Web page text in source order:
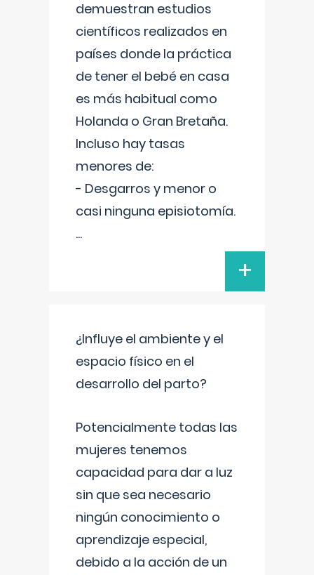
demuestran estudios
científicos realizados en
países donde la práctica
de tener el bebé en casa
es más habitual como
Holanda o Gran Bretaña.
Incluso hay tasas
menores de:
- Desgarros y menor o
casi ninguna episiotomía.
...
+
¿Influye el ambiente y el
espacio físico en el
desarrollo del parto?
Potencialmente todas las
mujeres tenemos
capacidad para dar a luz
sin que sea necesario
ningún conocimiento o
aprendizaje especial,
debido a la acción de un